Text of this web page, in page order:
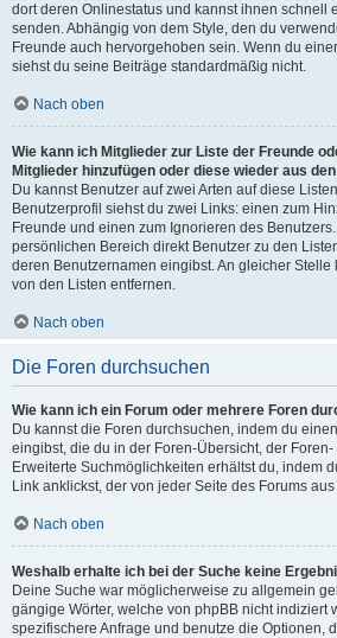
dort deren Onlinestatus und kannst ihnen schnell
senden. Abhängig von dem Style, den du
Freunde auch hervorgehoben sein. Wenn du
siehst du seine Beiträge standardmäßig nicht.
Nach oben
Wie kann ich Mitglieder zur Liste der Freunde
Mitglieder hinzufügen oder diese wieder aus
Du kannst Benutzer auf zwei Arten auf diese
Benutzerprofil siehst du zwei Links: einen zum
Freunde und einen zum Ignorieren des
persönlichen Bereich direkt Benutzer zu den
deren Benutzernamen eingibst. An gleicher
von den Listen entfernen.
Nach oben
Die Foren durchsuchen
Wie kann ich ein Forum oder mehrere Foren
Du kannst die Foren durchsuchen, indem du
eingibst, die du in der Foren-Übersicht, der
Erweiterte Suchmöglichkeiten erhältst du, indem
Link anklickst, der von jeder Seite des Forums
Nach oben
Weshalb erhalte ich bei der Suche keine
Deine Suche war möglicherweise zu allgemein
gängige Wörter, welche von phpBB nicht indiziert
spezifischere Anfrage und benutze die Optionen,